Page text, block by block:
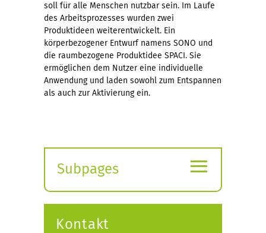
soll für alle Menschen nutzbar sein. Im Laufe
des Arbeitsprozesses wurden zwei
Produktideen weiterentwickelt. Ein
körperbezogener Entwurf namens SONO und
die raumbezogene Produktidee SPACI. Sie
ermöglichen dem Nutzer eine individuelle
Anwendung und laden sowohl zum Entspannen
als auch zur Aktivierung ein.
Subpages
submenu
≡
Kontakt